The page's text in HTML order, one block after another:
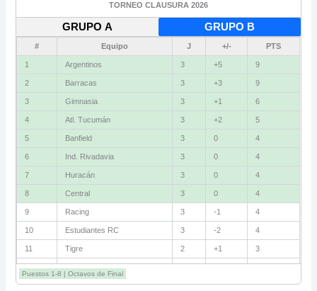
TORNEO CLAUSURA 2026
GRUPO A GRUPO B
# Equipo J +/- PTS
1 Argentinos 3 +5 9
2 Barracas 3 +3 9
3 Gimnasia 3 +1 6
4 Atl. Tucumán 3 +2 5
5 Banfield 3 0 4
6 Ind. Rivadavia 3 0 4
7 Huracán 3 0 4
8 Central 3 0 4
9 Racing 3 -1 4
10 Estudiantes RC 3 -2 4
11 Tigre 2 +1 3
12 Belgrano
13 Sarmiento 3 -1 3
Puestos 1-8 | Octavos de Final